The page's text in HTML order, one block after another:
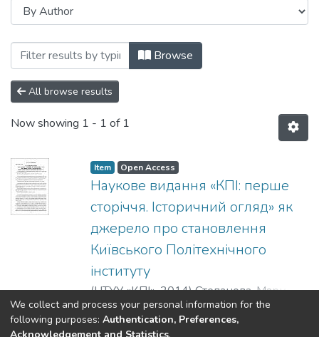
Browsing Сторінки історії: збірник
Browse
All browse results
Now showing 1 - 1 of 1
Item Open Access
Наукове видання «КПІ: перше
сторіччя. Історичний огляд» як
джерело про становлення
Київського Політехнічного
інституту
(НТУУ «КПІ»,2014)Степанова, Марина
Володимирівна;Stepanova, M.;
Степанова, Марина Владимировна
Show more
We collect and process your personal information for the
following purposes: Authentication, Preferences,